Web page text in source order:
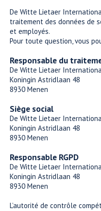
De Witte Lietaer
traitement des données de
et employés.
Pour toute question, vous
Responsable du
De Witte Lietaer
Koningin Astridlaan 48
8930 Menen
Siège social
De Witte Lietaer
Koningin Astridlaan 48
8930 Menen
Responsable RGPD
De Witte Lietaer
Koningin Astridlaan 48
8930 Menen
L’autorité de contrôle